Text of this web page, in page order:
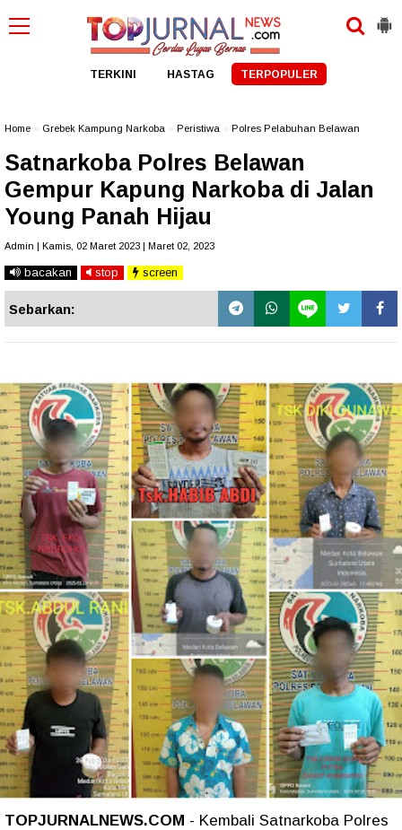
TERKINI HASTAG TERPOPULER
Home Grebek Kampung Narkoba Peristiwa Polres Pelabuhan Belawan
Satnarkoba Polres Belawan
Gempur Kapung Narkoba di Jalan
Young Panah Hijau
Admin | Kamis, 02 Maret 2023 | Maret 02, 2023
bacakan stop screen
Sebarkan:
TOPJURNALNEWS.COM - Kembali Satnarkoba Polres